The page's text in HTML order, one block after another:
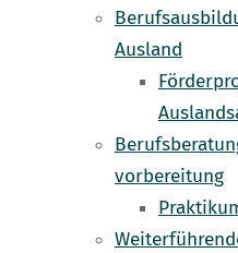
Ausland
vorbereitung